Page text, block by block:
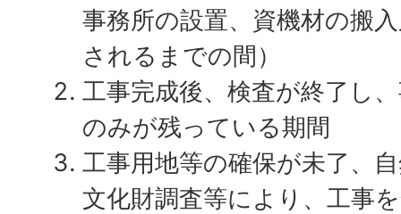
事務所の設置、資機材の搬
されるまでの間）
工事完成後、検査が終了し
のみが残っている期間
工事用地等の確保が未了、
文化財調査等により、工事